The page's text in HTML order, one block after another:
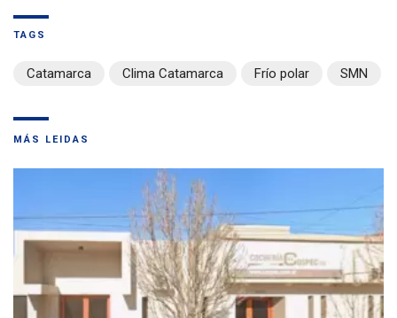
TAGS
Catamarca Clima Catamarca Frío polar SMN
MÁS LEIDAS